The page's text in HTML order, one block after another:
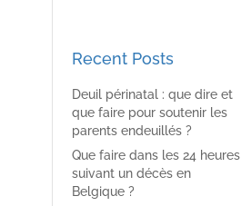
Recent Posts
Deuil périnatal : que dire et
que faire pour soutenir les
parents endeuillés ?
Que faire dans les 24 heures
suivant un décès en
Belgique ?